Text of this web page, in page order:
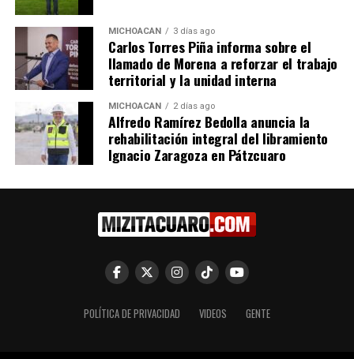
6 febrero, 2025
En "Congreso" En "Michoacán"
Emma Rivera informa sobre
cierre del primer periodo
legislativo y reformas
Busca Morena castigos más severos por delitos
sexuales contra menores en planteles escolares
MICHOACÁN 3 días ago
Carlos Torres Piña informa sobre el
llamado de Morena a reforzar el trabajo
territorial y la unidad interna
MICHOACÁN 2 días ago
Alfredo Ramírez Bedolla anuncia la
rehabilitación integral del libramiento
Ignacio Zaragoza en Pátzcuaro
POLÍTICA DE PRIVACIDAD VIDEOS GENTE